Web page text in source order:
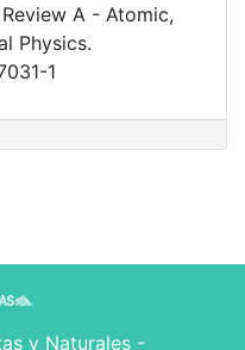
A - Atomic,
Physics.
1
y Naturales -